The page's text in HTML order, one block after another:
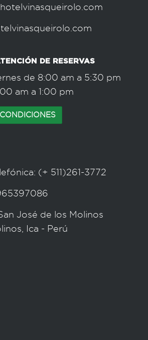
DE RESERVAS
de 8:00 am a 5:30 pm
am a 1:00 pm
(+ 511)261-3772
José de los Molinos
Ica - Perú